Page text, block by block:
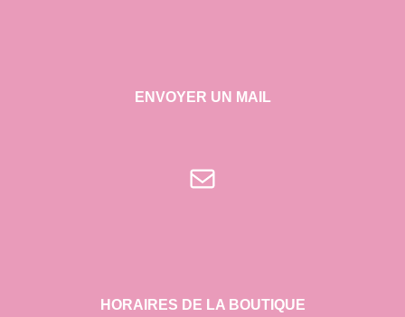
ENVOYER UN MAIL
E-mail
HORAIRES DE LA BOUTIQUE